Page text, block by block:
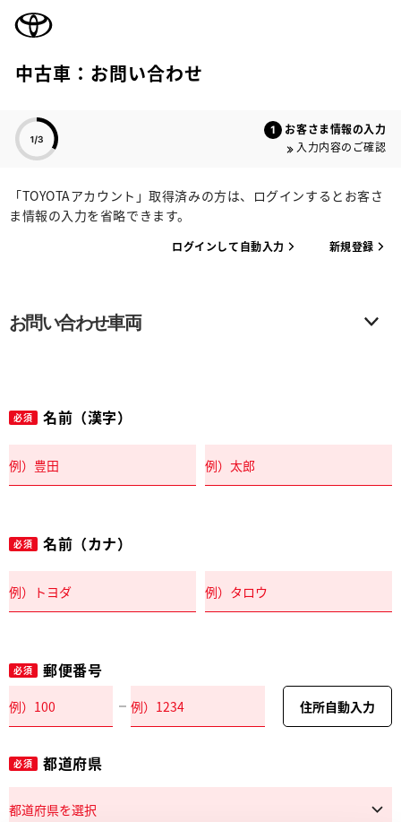
中古車：お問い合わせ
お客さま情報の入力
入力内容のご確認
「TOYOTAアカウント」取得済みの方は、ログインするとお客さ
ま情報の入力を省略できます。
ログインして自動入力 新規登録
お問い合わせ車両
必須 名前（漢字）
必須 名前（カナ）
必須 郵便番号
住所自動入力
必須 都道府県